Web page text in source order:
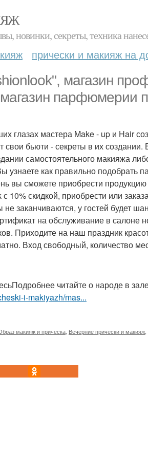
новинки, секреты, техника
прически и макияж на
магазин
парфюмерии
глазах мастера Make - up и Hair
свои бьюти - секреты в их
самостоятельного макияжа
узнаете как правильно подобрать
вы сможете приобрести
10% скидкой, приобрести или
заканчиваются, у гостей будет
на обслуживание в салоне
Приходите на наш праздник
Вход свободный, количество
читайте о народе в
i-makiyazh/mas...
макияж и прическа Вечерние прически и макияж